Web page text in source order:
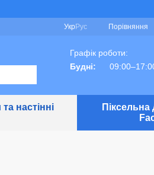
Укр Рус Порівняння
Графік роботи:
Будні:
настінні
Піксельна